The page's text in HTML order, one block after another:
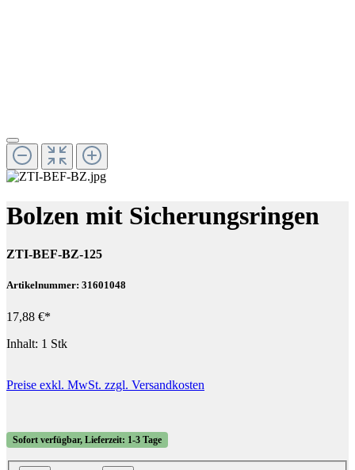
Bolzen mit Sicherungsringen
ZTI-BEF-BZ-125
Artikelnummer: 31601048
17,88 €*
Inhalt: 1 Stk
Preise exkl. MwSt. zzgl. Versandkosten
Sofort verfügbar, Lieferzeit: 1-3 Tage